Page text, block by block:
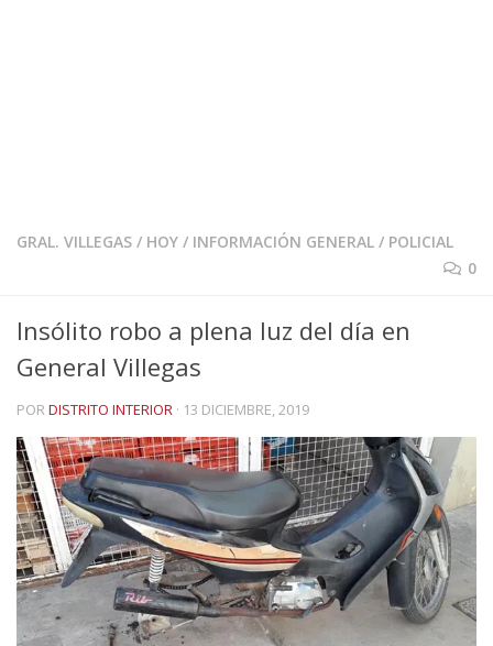
GRAL. VILLEGAS / HOY / INFORMACIÓN GENERAL / POLICIAL
0
Insólito robo a plena luz del día en
General Villegas
PORDISTRITO INTERIOR · 13 DICIEMBRE, 2019